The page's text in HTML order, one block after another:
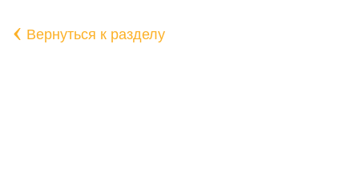
‹ Вернуться к разделу